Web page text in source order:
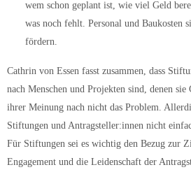
wem schon geplant ist, wie viel Geld
was noch fehlt. Personal und Baukosten
fördern.
Cathrin von Essen fasst zusammen, dass
nach Menschen und Projekten sind, denen
ihrer Meinung nach nicht das Problem.
Stiftungen und Antragsteller:innen nicht
Für Stiftungen sei es wichtig den Bezug zur
Engagement und die Leidenschaft der